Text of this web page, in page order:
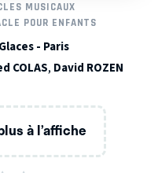
MUSICAUX
POUR ENFANTS
- Paris
COLAS, David ROZEN
à l’affiche